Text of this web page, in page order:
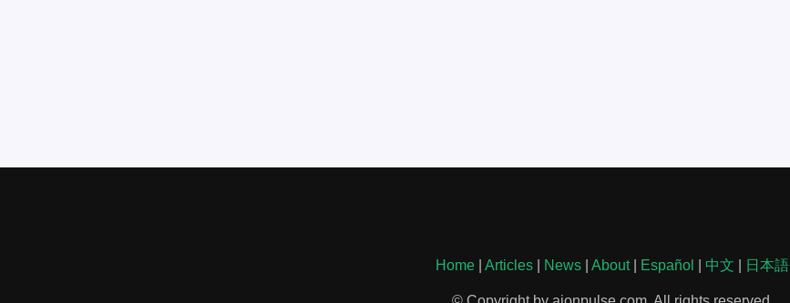
Home Articles News About| Español 中文 日本語